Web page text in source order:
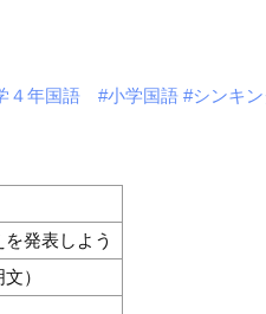
４年国語 #小学国語 #シンキ
発表しよう
）